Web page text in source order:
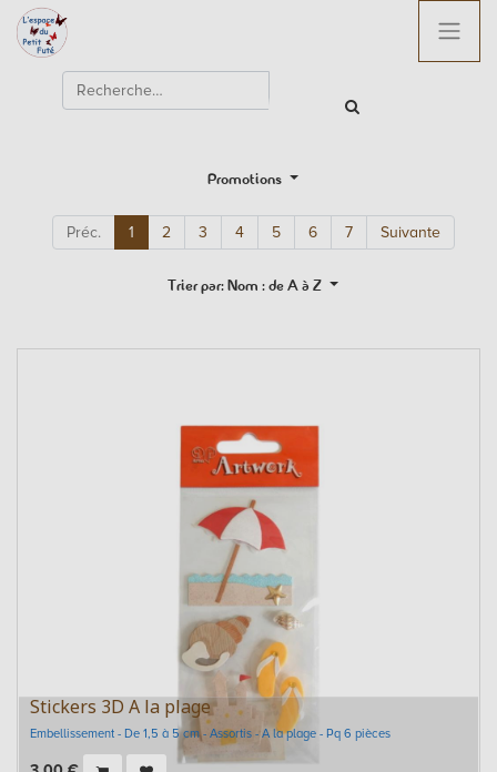
Promotions
Préc. 1 2 3 4 5 6 7 Suivante
Trier par: Nom : de A à Z
Stickers 3D A la plage
Embellissement - De 1,5 à 5 cm - Assortis - A la plage - Pq 6 pièces